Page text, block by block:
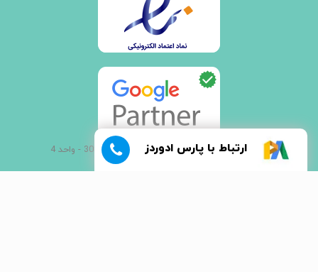
آدرس: تهران - خیابان جمالزاده شمالی - پلاک 308 - واحد 4
ارتباط با پارس ادوردز